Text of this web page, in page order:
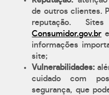
de outros clientes.
reputação.
Consumidor.gov.br
informações
site;
Vulnerabilidades:
cuidado com
segurança, que